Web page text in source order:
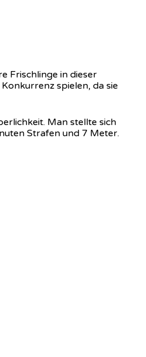
Frischlinge in dieser
spielen, da sie
Man stellte sich
Strafen und 7 Meter.